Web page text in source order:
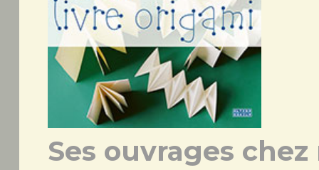
Ses ouvrages chez